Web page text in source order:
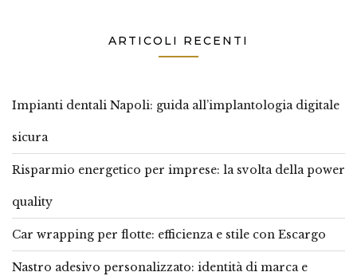
ARTICOLI RECENTI
Impianti dentali Napoli: guida all’implantologia digitale
sicura
Risparmio energetico per imprese: la svolta della power
quality
Car wrapping per flotte: efficienza e stile con Escargo
Nastro adesivo personalizzato: identità di marca e